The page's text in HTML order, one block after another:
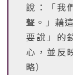
說：「我
聲。」藉
要說」的
心，並反
略）